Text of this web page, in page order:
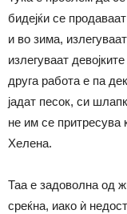
бидејќи се
и во зима,
излегуваат
друга работа е па
јадат песок, си
не им се притресува
Хелена.
Таа е задоволна од
среќна, иако ѝ